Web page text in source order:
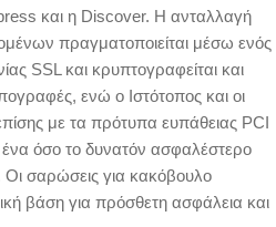
και η Discover. Η ανταλλαγή
πραγματοποιείται μέσω ενός
SSL και κρυπτογραφείται και
ενώ ο Ιστότοπος και οι
με τα πρότυπα ευπάθειας PCI
ένα όσο το δυνατόν ασφαλέστερο
Οι σαρώσεις για κακόβουλο
βάση για πρόσθετη ασφάλεια και